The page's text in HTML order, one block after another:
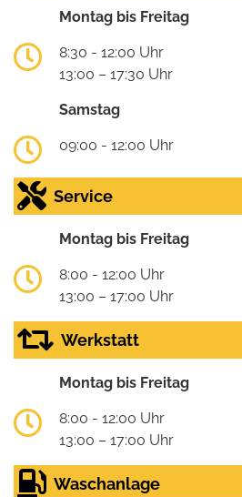
Montag bis Freitag
8:30 - 12:00 Uhr
13:00 – 17:30 Uhr
Samstag
09:00 - 12:00 Uhr
Service
Montag bis Freitag
8:00 - 12:00 Uhr
13:00 – 17:00 Uhr
Werkstatt
Montag bis Freitag
8:00 - 12:00 Uhr
13:00 – 17:00 Uhr
Waschanlage